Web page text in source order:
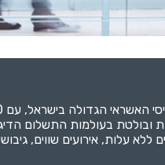
ובולטת בעולמות התשלום
עלות, אירועים שווים,